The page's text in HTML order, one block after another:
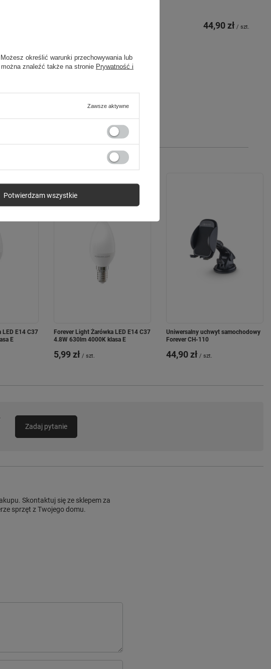
44,90 zł / szt.
LED E14 C37
E
Forever Light Żarówka LED E14 C37
4.8W 630lm 4000K klasa E
5,99 zł / szt.
Uniwersalny uchwyt samochodowy
Forever CH-110
44,90 zł / szt.
Zadaj pytanie
Skontaktuj się ze sklepem za
sprzęt z Twojego domu.
. Możesz określić warunki przechowywania lub
znaleźć także na stronie Prywatność i
Zawsze aktywne
Potwierdzam wszystkie